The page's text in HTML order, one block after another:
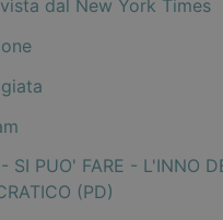
dal New York Times
SI PUO' FARE - L'INNO
(PD)